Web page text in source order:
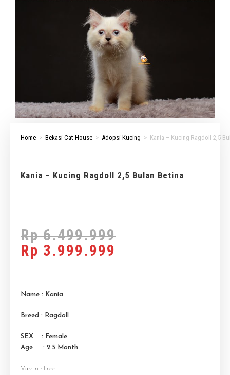
Home > Bekasi Cat House > Adopsi Kucing > Kania – Kucing Ragdoll 2,5
Kania – Kucing Ragdoll 2,5 Bulan Betina
Rp6.499.999
Rp 3.999.999
Name : Kania
Breed : Ragdoll
SEX : Female
Age : 2.5 Month
Vaksin : Free